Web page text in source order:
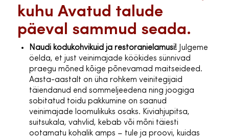
kuhu Avatud talude
päeval sammud seada.
Naudi kodukohvikuid ja restoranielamusi! Julgeme
öelda, et just veinimajade köökides sünnivad
praegu mõned kõige põnevamad maitseideed.
Aasta-aastalt on üha rohkem veinitegijaid
täiendanud end sommeljeedena ning joogiga
sobitatud toidu pakkumine on saanud
veinimajade loomulikuks osaks. Kiviahjupitsa,
suitsukala, vahvlid, kebab või mõni täiesti
ootamatu kohalik amps – tule ja proovi, kuidas